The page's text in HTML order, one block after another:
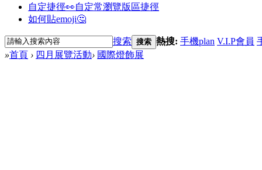
自定捷徑👀自定常瀏覽版區捷徑
如何貼emoji🤔
搜索 搜索 熱搜: 手機plan V.I.P會員
»首頁 › 四月展覽活動› 國際燈飾展